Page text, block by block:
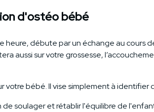
d'ostéo bébé
débute par un échange au cours
aussi sur votre grossesse,
votre bébé. Il vise simplement à
soulager et rétablir l'équilibre de